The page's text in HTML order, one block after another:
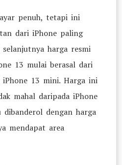
penuh, tetapi ini
dari iPhone paling
harga resmi
13 mulai berasal dari
13 mini. Harga ini
mahal daripada iPhone
dengan harga
mendapat area